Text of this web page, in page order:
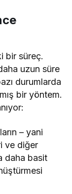
bir süreç.
uzun süre
durumlarda
bir yöntem.
– yani
ve diğer
daha basit